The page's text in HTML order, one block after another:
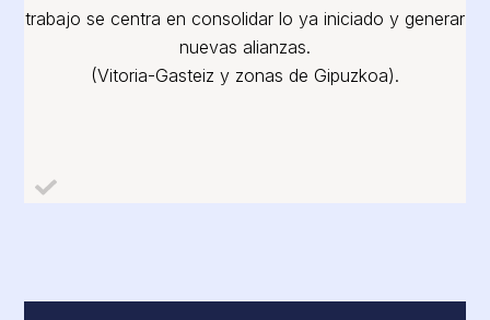
trabajo se centra en consolidar lo ya iniciado y generar
nuevas alianzas.
(Vitoria-Gasteiz y zonas de Gipuzkoa).